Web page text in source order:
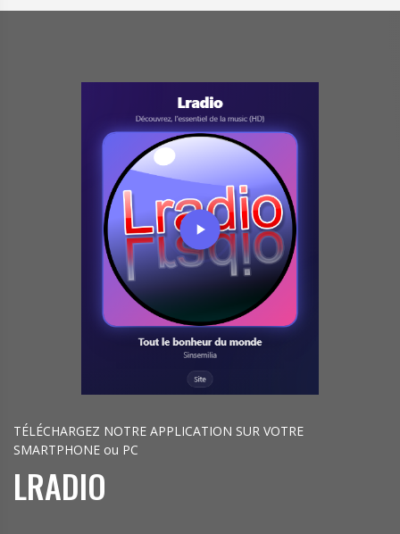
TÉLÉCHARGEZ NOTRE APPLICATION SUR VOTRE
SMARTPHONE ou PC
LRADIO